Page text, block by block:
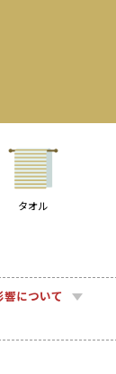
タオル
について